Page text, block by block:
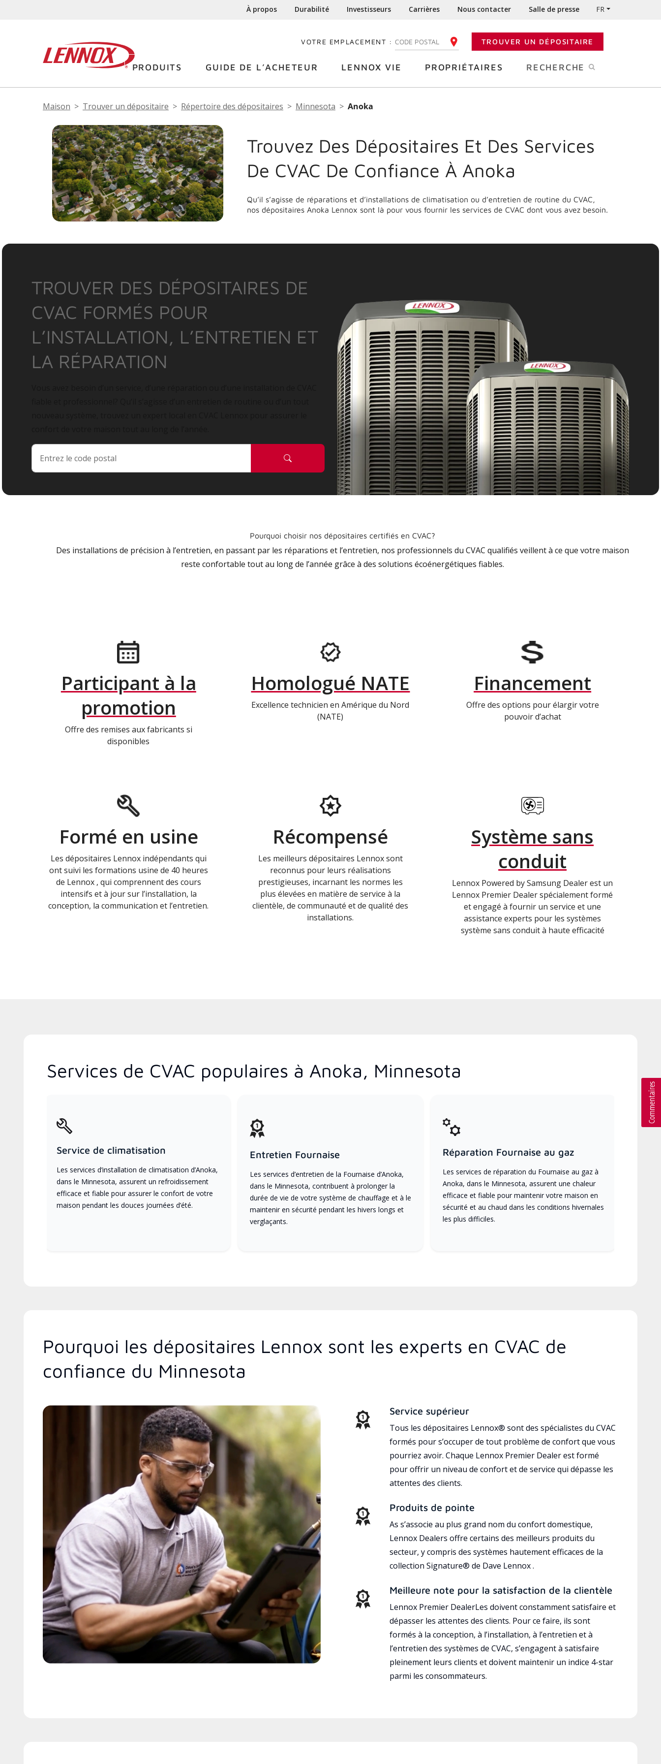
À propos Durabilité Investisseurs Carrières Nous contacter Salle de presse FR
VOTRE EMPLACEMENT : ENTREZ VOTRE CODE POSTALTROUVER UN DÉPOSITAIRE
PRODUITS GUIDE DE L’ACHETEUR LENNOX VIE PROPRIÉTAIRES RECHERCHE
Maison Trouver un dépositaire Répertoire des dépositaires Minnesota Anoka
Trouvez Des Dépositaires Et Des Services
De CVAC De Confiance À Anoka
Qu’il s’agisse de réparations et d’installations de climatisation ou d’entretien de routine du CVAC,
nos dépositaires Anoka Lennox sont là pour vous fournir les services de CVAC dont vous avez besoin.
TROUVER DES DÉPOSITAIRES DE
CVAC FORMÉS POUR
L’INSTALLATION, L’ENTRETIEN ET
LA RÉPARATION
Pourquoi choisir nos dépositaires certifiés en CVAC?
Des installations de précision à l’entretien, en passant par les réparations et l’entretien, nos professionnels du CVAC qualifiés veillent à ce que votre maison
reste confortable tout au long de l’année grâce à des solutions écoénergétiques fiables.
Participant à la
promotion
Offre des remises aux fabricants si
disponibles
Homologué NATE
Excellence technicien en Amérique du Nord
(NATE)
Financement
Offre des options pour élargir votre
pouvoir d’achat
Formé en usine
Les dépositaires Lennox indépendants qui
ont suivi les formations usine de 40 heures
de Lennox , qui comprennent des cours
intensifs et à jour sur l’installation, la
conception, la communication et l’entretien.
Récompensé
Les meilleurs dépositaires Lennox sont
reconnus pour leurs réalisations
prestigieuses, incarnant les normes les
plus élevées en matière de service à la
clientèle, de communauté et de qualité des
installations.
Système sans
conduit
Lennox Powered by Samsung Dealer est un
Lennox Premier Dealer spécialement formé
et engagé à fournir un service et une
assistance experts pour les systèmes
système sans conduit à haute efficacité
Services de CVAC populaires à Anoka, Minnesota
Service de climatisation
Les services d’installation de climatisation d’Anoka,
dans le Minnesota, assurent un refroidissement
efficace et fiable pour assurer le confort de votre
maison pendant les douces journées d’été.
Entretien Fournaise
Les services d’entretien de la Fournaise d’Anoka,
dans le Minnesota, contribuent à prolonger la
durée de vie de votre système de chauffage et à le
maintenir en sécurité pendant les hivers longs et
verglaçants.
Réparation Fournaise au gaz
Les services de réparation du Fournaise au gaz à
Anoka, dans le Minnesota, assurent une chaleur
efficace et fiable pour maintenir votre maison en
sécurité et au chaud dans les conditions hivernales
les plus difficiles.
Pourquoi les dépositaires Lennox sont les experts en CVAC de
confiance du Minnesota
Service supérieur
Tous les dépositaires Lennox® sont des spécialistes du CVAC
formés pour s’occuper de tout problème de confort que vous
pourriez avoir. Chaque Lennox Premier Dealer est formé
pour offrir un niveau de confort et de service qui dépasse les
attentes des clients.
Produits de pointe
As s’associe au plus grand nom du confort domestique,
Lennox Dealers offre certains des meilleurs produits du
secteur, y compris des systèmes hautement efficaces de la
collection Signature® de Dave Lennox .
Meilleure note pour la satisfaction de la clientèle
Lennox Premier DealerLes doivent constamment satisfaire et
dépasser les attentes des clients. Pour ce faire, ils sont
formés à la conception, à l’installation, à l’entretien et à
l’entretien des systèmes de CVAC, s’engagent à satisfaire
pleinement leurs clients et doivent maintenir un indice 4-star
parmi les consommateurs.